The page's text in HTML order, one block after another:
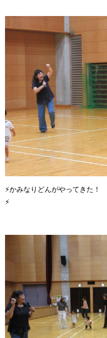
⚡かみなりどんがやってきた
⚡